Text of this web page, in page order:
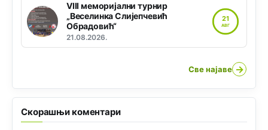
VIII меморијални турнир
„Веселинка Слијепчевић
Обрадовић“
21.08.2026.
21
АВГ
Све најаве →
Скорашњи коментари